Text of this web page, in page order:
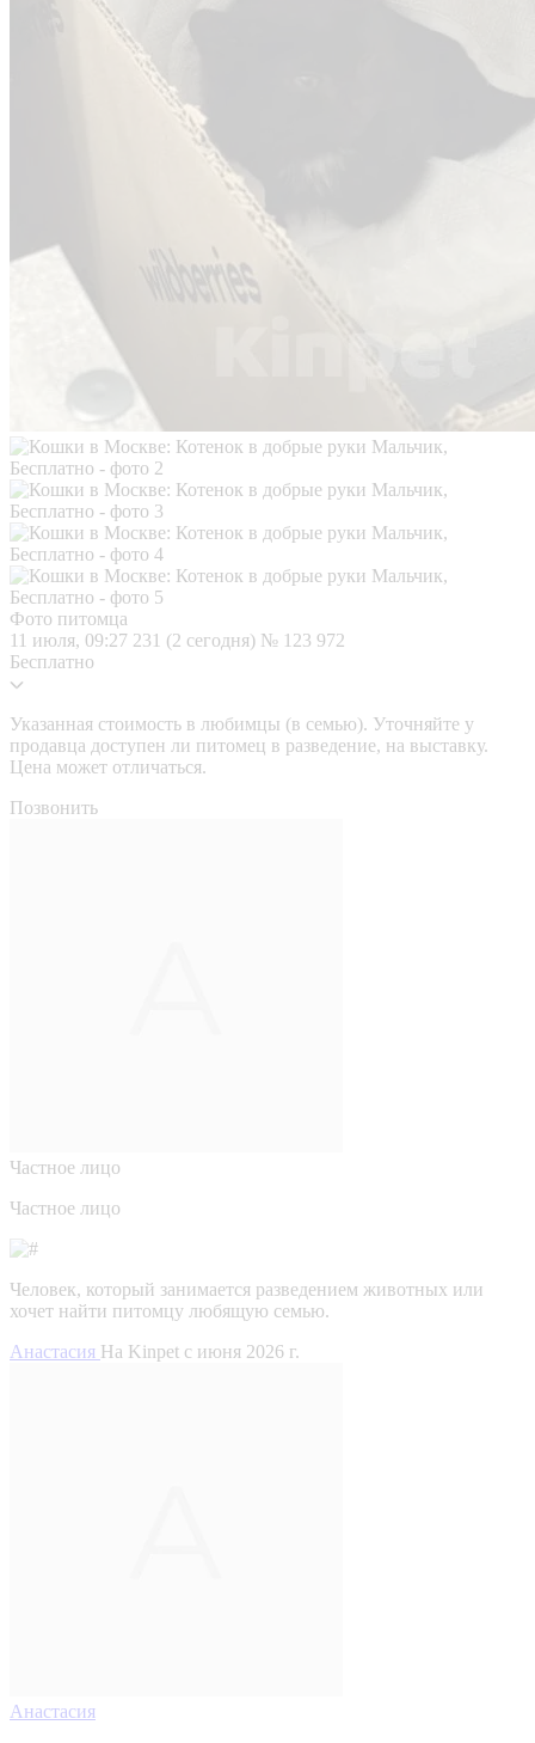
Фото питомца
11 июля, 09:27 231 (2 сегодня) № 123 972
Бесплатно
Указанная стоимость в любимцы (в семью). Уточняйте у
продавца доступен ли питомец в разведение, на выставку.
Цена может отличаться.
Позвонить
Частное лицо
Частное лицо
Человек, который занимается разведением животных или
хочет найти питомцу любящую семью.
Анастасия На Kinpet c июня 2026 г.
Анастасия